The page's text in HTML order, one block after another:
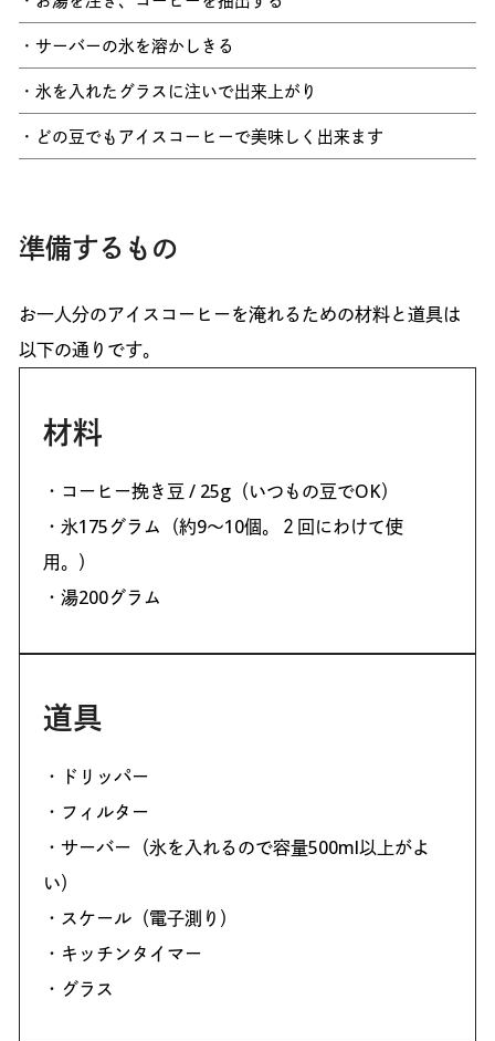
・サーバーの氷を溶かしきる
・氷を入れたグラスに注いで出来上がり
・どの豆でもアイスコーヒーで美味しく出来ます
準備するもの
お一人分のアイスコーヒーを淹れるための材料と道具は
以下の通りです。
材料
・コーヒー挽き豆 / 25g（いつもの豆でOK）
・氷175グラム（約9〜10個。２回にわけて使
用。）
・湯200グラム
道具
・ドリッパー
・フィルター
・サーバー（氷を入れるので容量500ml以上がよ
い）
・スケール（電子測り）
・キッチンタイマー
・グラス